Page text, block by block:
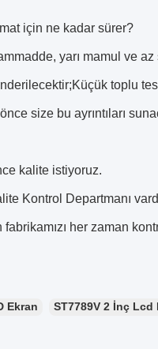
için ne kadar sürer?
yarı mamul ve
toplu
size bu ayrıntıları
kalite istiyoruz.
Kontrol Departmanı
her zaman
Ekran ST7789V 2 İnç Lcd